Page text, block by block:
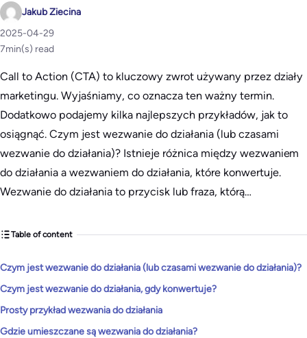
Jakub Ziecina
2025-04-29
7min(s) read
Call to Action (CTA) to kluczowy zwrot używany przez działy
marketingu. Wyjaśniamy, co oznacza ten ważny termin.
Dodatkowo podajemy kilka najlepszych przykładów, jak to
osiągnąć. Czym jest wezwanie do działania (lub czasami
wezwanie do działania)? Istnieje różnica między wezwaniem
do działania a wezwaniem do działania, które konwertuje.
Wezwanie do działania to przycisk lub fraza, którą…
Table of content
Czym jest wezwanie do działania (lub czasami wezwanie do działania)?
Czym jest wezwanie do działania, gdy konwertuje?
Prosty przykład wezwania do działania
Gdzie umieszczane są wezwania do działania?